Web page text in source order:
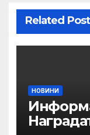
Related Post
НОВИНИ